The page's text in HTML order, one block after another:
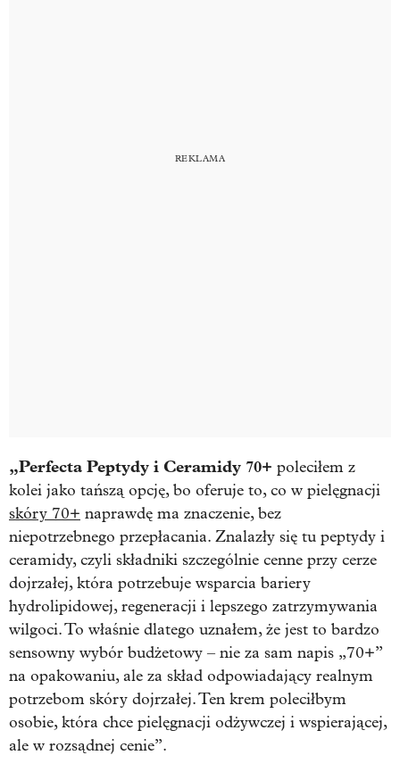
„Perfecta Peptydy i Ceramidy 70+ poleciłem z
kolei jako tańszą opcję, bo oferuje to, co w pielęgnacji
skóry 70+ naprawdę ma znaczenie, bez
niepotrzebnego przepłacania. Znalazły się tu peptydy i
ceramidy, czyli składniki szczególnie cenne przy cerze
dojrzałej, która potrzebuje wsparcia bariery
hydrolipidowej, regeneracji i lepszego zatrzymywania
wilgoci. To właśnie dlatego uznałem, że jest to bardzo
sensowny wybór budżetowy – nie za sam napis „70+”
na opakowaniu, ale za skład odpowiadający realnym
potrzebom skóry dojrzałej. Ten krem poleciłbym
osobie, która chce pielęgnacji odżywczej i wspierającej,
ale w rozsądnej cenie”.